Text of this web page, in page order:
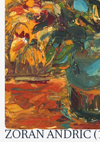
ZORAN ANDRIĆ